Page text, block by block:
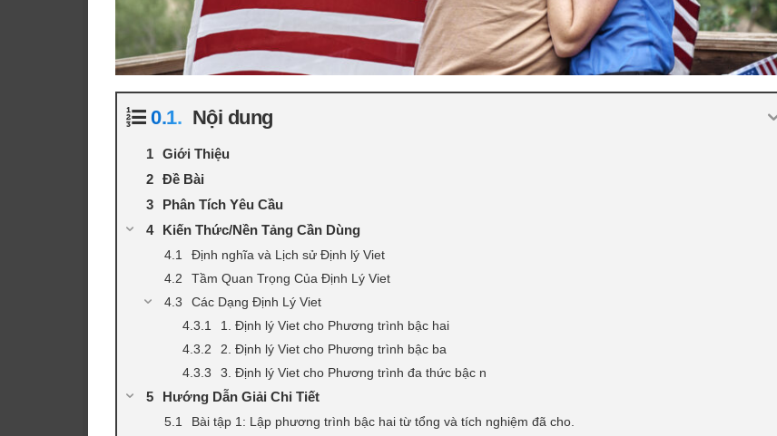
Nội dung
Giới Thiệu
Đề Bài
Phân Tích Yêu Cầu
Kiến Thức/Nền Tảng Cần Dùng
Định nghĩa và Lịch sử Định lý Viet
Tầm Quan Trọng Của Định Lý Viet
Các Dạng Định Lý Viet
1. Định lý Viet cho Phương trình bậc hai
2. Định lý Viet cho Phương trình bậc ba
3. Định lý Viet cho Phương trình đa thức bậc n
Hướng Dẫn Giải Chi Tiết
Bài tập 1: Lập phương trình bậc hai từ tổng và tích nghiệm đã cho.